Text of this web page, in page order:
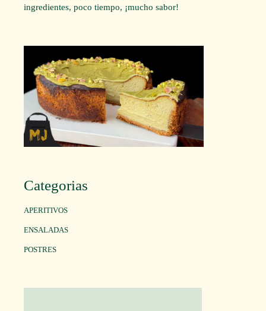
ingredientes, poco tiempo, ¡mucho sabor!
Categorias
APERITIVOS
ENSALADAS
POSTRES